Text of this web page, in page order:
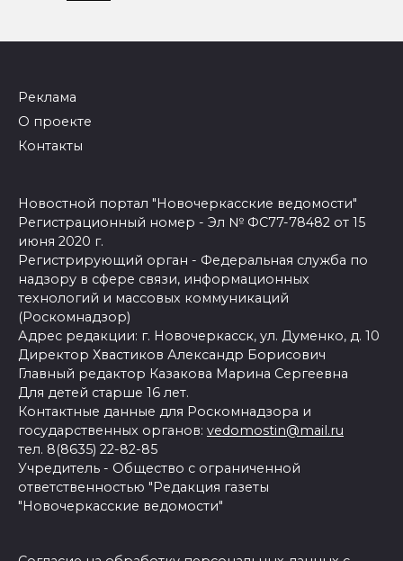
Реклама
О проекте
Контакты
Новостной портал "Новочеркасские ведомости"
Регистрационный номер - Эл № ФС77-78482 от 15
июня 2020 г.
Регистрирующий орган - Федеральная служба по
надзору в сфере связи, информационных
технологий и массовых коммуникаций
(Роскомнадзор)
Адрес редакции: г. Новочеркасск, ул. Думенко, д. 10
Директор Хвастиков Александр Борисович
Главный редактор Казакова Марина Сергеевна
Для детей старше 16 лет.
Контактные данные для Роскомнадзора и
государственных органов: vedomostin@mail.ru
тел. 8(8635) 22-82-85
Учредитель - Общество с ограниченной
ответственностью "Редакция газеты
"Новочеркасские ведомости"